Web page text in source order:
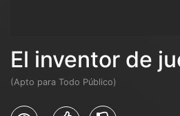
El inventor de
(Apto para Todo Público)